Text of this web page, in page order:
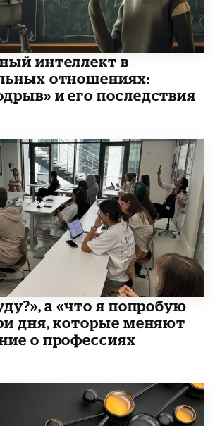
интеллект в
отношениях:
и его последствия
а «что я попробую
дня, которые меняют
о профессиях